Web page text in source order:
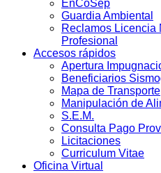
EnCoSep
Guardia Ambiental
Reclamos Licencia
Profesional
Accesos rápidos
Apertura
Beneficiarios
Mapa de Transporte
Manipulación de
S.E.M.
Consulta Pago
Licitaciones
Curriculum Vitae
Oficina Virtual